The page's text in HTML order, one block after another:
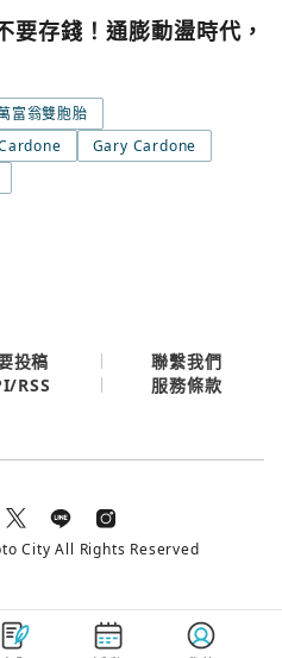
要存錢！通膨動盪時代，
富翁雙胞胎
Gary Cardone
帳號繼續
按鈕或空白處，即可回到加密
城市
投稿
聯繫我們
RSS 服務條款
City All Rights Reserved